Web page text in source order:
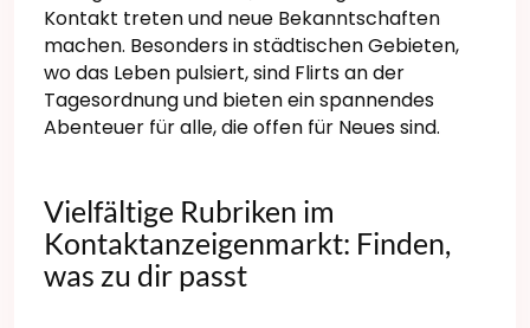
Kontakt treten und neue Bekanntschaften
machen. Besonders in städtischen Gebieten,
wo das Leben pulsiert, sind Flirts an der
Tagesordnung und bieten ein spannendes
Abenteuer für alle, die offen für Neues sind.
Vielfältige Rubriken im
Kontaktanzeigenmarkt: Finden,
was zu dir passt